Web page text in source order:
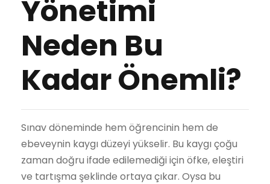
Yönetimi
Neden Bu
Kadar Önemli?
Sınav döneminde hem öğrencinin hem de
ebeveynin kaygı düzeyi yükselir. Bu kaygı çoğu
zaman doğru ifade edilemediği için öfke, eleştiri
ve tartışma şeklinde ortaya çıkar. Oysa bu